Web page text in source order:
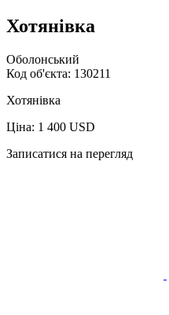
Хотянівка
Оболонський
Код об'єкта: 130211
Хотянівка
Ціна: 1 400 USD
Записатися на перегляд